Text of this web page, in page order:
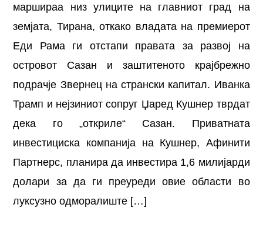
маршираа низ улиците на главниот град на
земјата, Тирана, откако владата на премиерот
Еди Рама ги отстапи правата за развој на
островот Сазан и заштитеното крајбрежно
подрачје Звернец на странски капитал. Иванка
Трамп и нејзиниот сопруг Џаред Кушнер тврдат
дека го „откриле“ Сазан. Приватната
инвестициска компанија на Кушнер, Афинити
Партнерс, планира да инвестира 1,6 милијарди
долари за да ги преуреди овие области во
луксузно одморалиште […]